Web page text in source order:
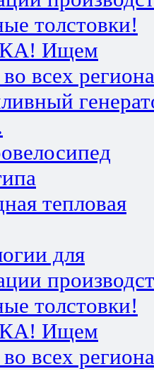
толстовки!
Ищем
всех
тепловая
для
толстовки!
Ищем
всех